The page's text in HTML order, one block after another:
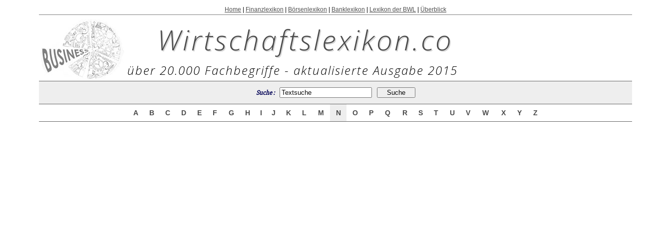
Home Finanzlexikon Börsenlexikon Banklexikon Lexikon der BWL Überblick
Wirtschaftslexikon.co
über 20.000 Fachbegriffe - aktualisierte Ausgabe 2015
Suche :
A B C D E F G H I J K L M N O P Q R S T U V W X Y Z